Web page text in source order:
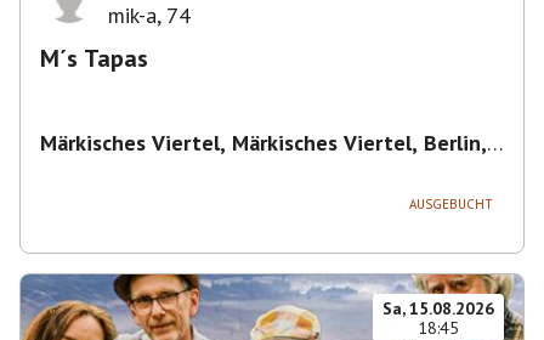
mik-a, 74
M´s Tapas
Märkisches Viertel, Märkisches Viertel, Berlin,
AUSGEBUCHT
Sa, 15.08.2026
18:45